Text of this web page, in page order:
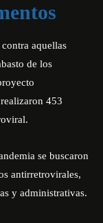
aquellas
de los
453
se buscaron
antirretrovirales,
y administrativas.